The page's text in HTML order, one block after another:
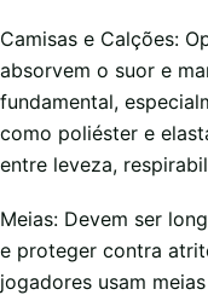
Camisas e Calções:
absorvem o suor e
fundamental,
como poliéster e
entre leveza,
Meias: Devem ser
e proteger contra
jogadores usam